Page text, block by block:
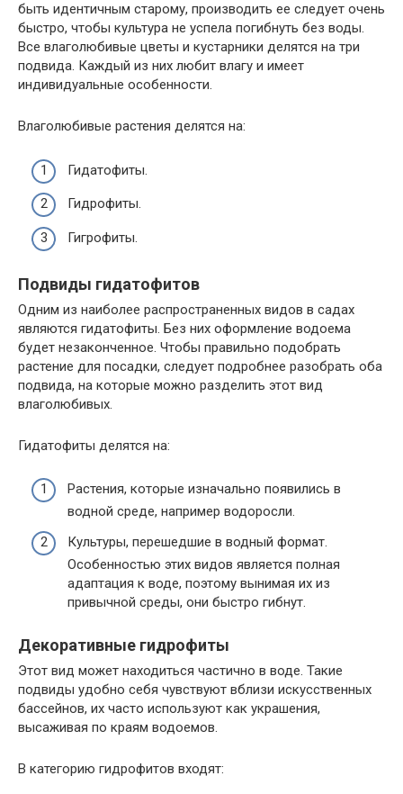
быть идентичным старому, производить ее следует очень
быстро, чтобы культура не успела погибнуть без воды.
Все влаголюбивые цветы и кустарники делятся на три
подвида. Каждый из них любит влагу и имеет
индивидуальные особенности.
Влаголюбивые растения делятся на:
Гидатофиты.
Гидрофиты.
Гигрофиты.
Подвиды гидатофитов
Одним из наиболее распространенных видов в садах
являются гидатофиты. Без них оформление водоема
будет незаконченное. Чтобы правильно подобрать
растение для посадки, следует подробнее разобрать оба
подвида, на которые можно разделить этот вид
влаголюбивых.
Гидатофиты делятся на:
Растения, которые изначально появились в
водной среде, например водоросли.
Культуры, перешедшие в водный формат.
Особенностью этих видов является полная
адаптация к воде, поэтому вынимая их из
привычной среды, они быстро гибнут.
Декоративные гидрофиты
Этот вид может находиться частично в воде. Такие
подвиды удобно себя чувствуют вблизи искусственных
бассейнов, их часто используют как украшения,
высаживая по краям водоемов.
В категорию гидрофитов входят: